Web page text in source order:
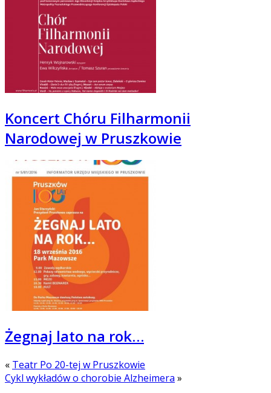
Koncert Chóru Filharmonii
Narodowej w Pruszkowie
Żegnaj lato na rok…
« Teatr Po 20-tej w Pruszkowie
Cykl wykładów o chorobie Alzheimera »